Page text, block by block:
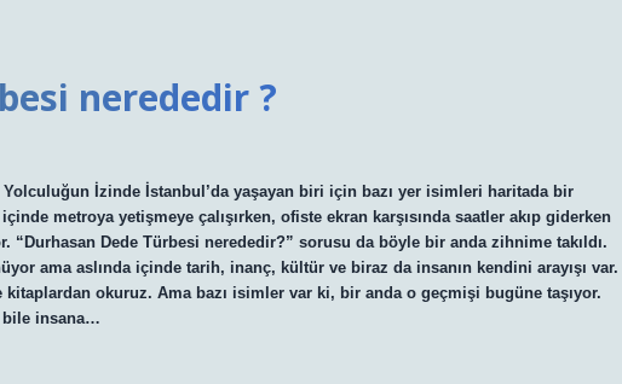
nerededir ?
İzinde İstanbul’da yaşayan biri için bazı yer isimleri haritada bir
metroya yetişmeye çalışırken, ofiste ekran karşısında saatler akıp giderken
“Durhasan Dede Türbesi nerededir?” sorusu da böyle bir anda zihnime takıldı.
ama aslında içinde tarih, inanç, kültür ve biraz da insanın kendini arayışı var.
okuruz. Ama bazı isimler var ki, bir anda o geçmişi bugüne taşıyor.
bile insana…